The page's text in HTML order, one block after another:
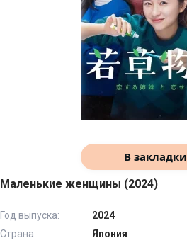
В закладки
Маленькие женщины (2024)
Год выпуска:
2024
Страна:
Япония